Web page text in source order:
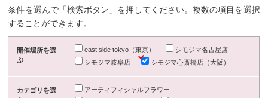
条件を選んで「検索ボタン」を押してください。複数の項目を選択
することができます。
開催場所を選
ぶ
east side tokyo（東京）
シモジマ名古屋店
シモジマ岐阜店
シモジマ心斎橋店（大阪）
カテゴリを選
アーティフィシャルフラワー